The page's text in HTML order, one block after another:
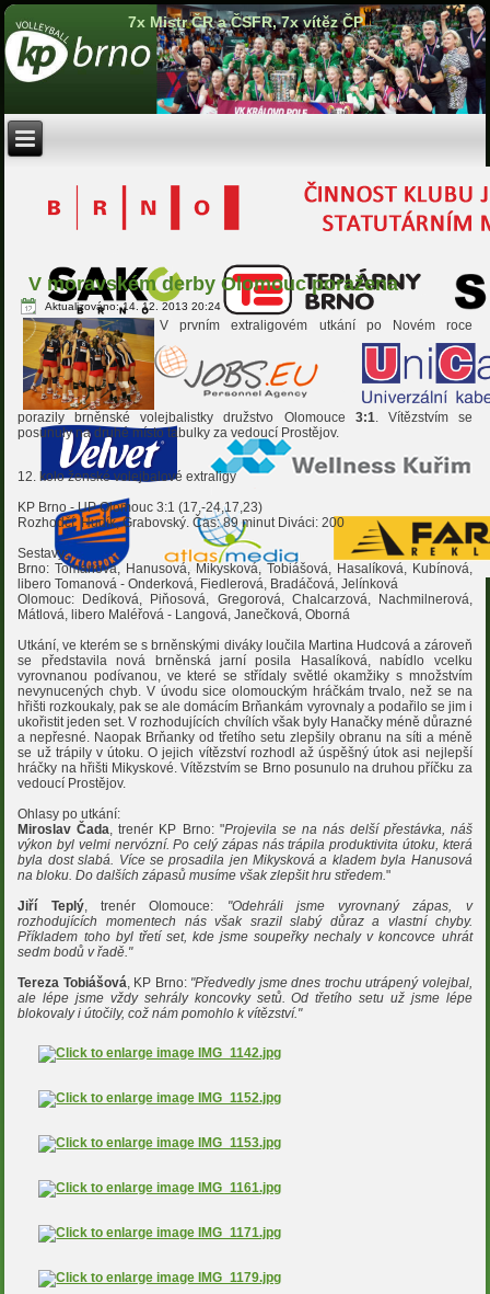
7x Mistr ČR a ČSFR, 7x vítěz ČP
V moravském derby Olomouc poražena
Aktualizováno: 14. 12. 2013 20:24
V prvním extraligovém utkání po Novém roce
porazily brněnské volejbalistky družstvo Olomouce 3:1. Vítězstvím se
posunuly na druhé místo tabulky za vedoucí Prostějov.
12. kolo ženské volejbalové extraligy
KP Brno - UP Olomouc 3:1 (17,-24,17,23)
Rozhodčí: Hudík, Grabovský. Čas: 89 minut Diváci: 200
Sestavy:
Brno: Tomanová, Hanusová, Mikysková, Tobiášová, Hasalíková, Kubínová,
libero Tomanová - Onderková, Fiedlerová, Bradáčová, Jelínková
Olomouc: Dedíková, Piňosová, Gregorová, Chalcarzová, Nachmilnerová,
Mátlová, libero Maléřová - Langová, Janečková, Oborná
Utkání, ve kterém se s brněnskými diváky loučila Martina Hudcová a zároveň
se představila nová brněnská jarní posila Hasalíková, nabídlo vcelku
vyrovnanou podívanou, ve které se střídaly světlé okamžiky s množstvím
nevynucených chyb. V úvodu sice olomouckým hráčkám trvalo, než se na
hřišti rozkoukaly, pak se ale domácím Brňankám vyrovnaly a podařilo se jim i
ukořistit jeden set. V rozhodujících chvílích však byly Hanačky méně důrazné
a nepřesné. Naopak Brňanky od třetího setu zlepšily obranu na síti a méně
se už trápily v útoku. O jejich vítězství rozhodl až úspěšný útok asi nejlepší
hráčky na hřišti Mikyskové. Vítězstvím se Brno posunulo na druhou příčku za
vedoucí Prostějov.
Ohlasy po utkání:
Miroslav Čada, trenér KP Brno: "Projevila se na nás delší přestávka, náš
výkon byl velmi nervózní. Po celý zápas nás trápila produktivita útoku, která
byla dost slabá. Více se prosadila jen Mikysková a kladem byla Hanusová
na bloku. Do dalších zápasů musíme však zlepšit hru středem."
Jiří Teplý, trenér Olomouce:
"Odehráli jsme vyrovnaný zápas, v
rozhodujících momentech nás však srazil slabý důraz a vlastní chyby.
Příkladem toho byl třetí set, kde jsme soupeřky nechaly v koncovce uhrát
sedm bodů v řadě."
Tereza Tobiášová, KP Brno: "Předvedly jsme dnes trochu utrápený volejbal,
ale lépe jsme vždy sehrály koncovky setů. Od třetího setu už jsme lépe
blokovaly i útočily, což nám pomohlo k vítězství."